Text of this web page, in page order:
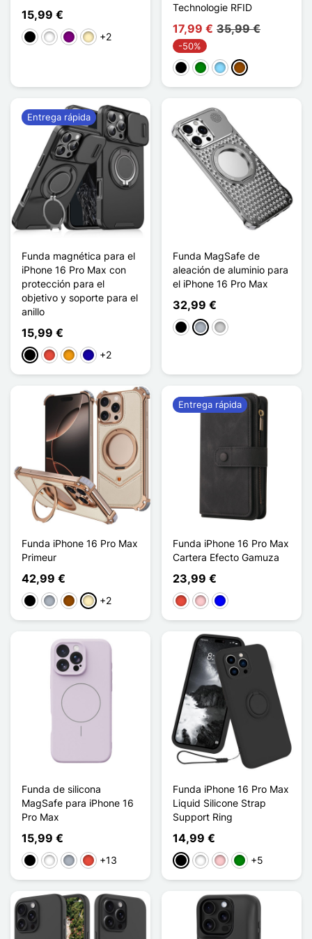
15,99 €
NegroBlancoPúrpura
Oro +2
Technologie RFID
17,99 € 35,99 €
-50%
NegroVerdeAzul claro
Marrón
Funda magnética para el
iPhone 16 Pro Max con
protección para el
objetivo y soporte para el
anillo
15,99 €
NegroRojoNaranjaAzul oscuro
+2
Entrega rápida
Funda MagSafe de
aleación de aluminio para
el iPhone 16 Pro Max
32,99 €
Negro
Gris Plata
Funda iPhone 16 Pro Max
Primeur
42,99 €
NegroGris Marrón
Oro +2
Funda iPhone 16 Pro Max
Cartera Efecto Gamuza
23,99 €
RojoRosaAzul
Entrega rápida
Funda de silicona
MagSafe para iPhone 16
Pro Max
15,99 €
NegroBlanco
Gris Rojo+13
Funda iPhone 16 Pro Max
Liquid Silicone Strap
Support Ring
14,99 €
NegroBlancoRosaVerde
+5